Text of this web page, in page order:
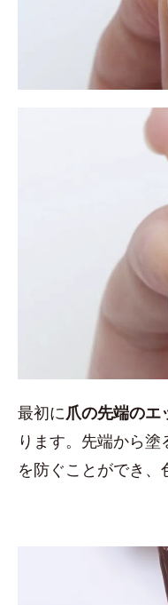
最初に爪の先端のエ
ります。先端から
を防ぐことができ、